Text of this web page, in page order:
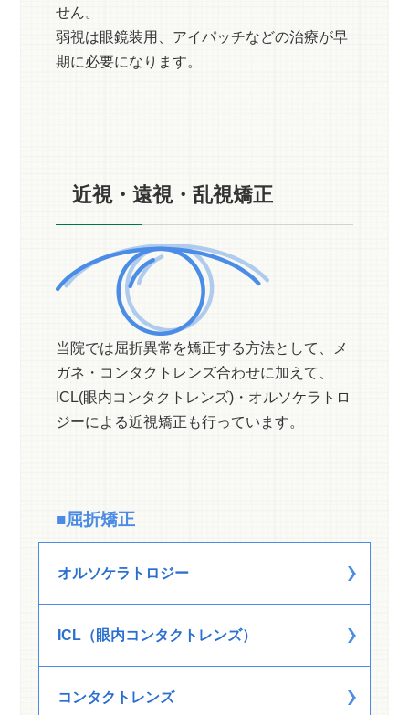
せん。
弱視は眼鏡装用、アイパッチなどの治療が早
期に必要になります。
近視・遠視・乱視矯正
当院では屈折異常を矯正する方法として、メ
ガネ・コンタクトレンズ合わせに加えて、
ICL(眼内コンタクトレンズ)・オルソケラトロ
ジーによる近視矯正も行っています。
■屈折矯正
オルソケラトロジー
ICL（眼内コンタクトレンズ）
コンタクトレンズ